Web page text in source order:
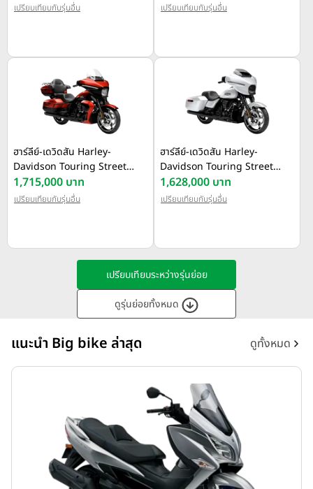
เปรียบเทียบกับรุ่นอื่น เปรียบเทียบกับรุ่นอื่น
ฮาร์ลีย์-เดวิดสัน Harley-
Davidson Touring Street
Glide Ultra ปี 2025
1,715,000 บาท
เปรียบเทียบกับรุ่นอื่น
ฮาร์ลีย์-เดวิดสัน Harley-
Davidson Touring Street
Glide ปี 2025
1,628,000 บาท
เปรียบเทียบกับรุ่นอื่น
เปรียบเทียบระหว่างรุ่นย่อย
ดูรุ่นย่อยทั้งหมด
แนะนำ Big bike ล่าสุด ดูทั้งหมด